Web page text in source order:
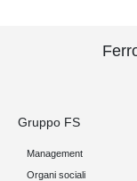
Gruppo FS
Management
Organi sociali